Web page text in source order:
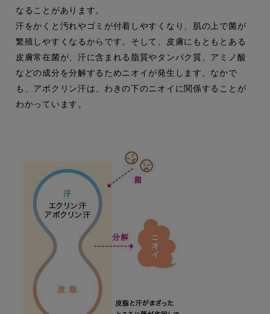
なることがあります。
汗をかくと汚れやゴミが付着しやすくなり、肌の上で菌が
繁殖しやすくなるからです。そして、皮膚にもともとある
皮膚常在菌が、汗に含まれる脂質やタンパク質、アミノ酸
などの成分を分解するためニオイが発生します。なかで
も、アポクリン汗は、わきの下のニオイに関係することが
わかっています。